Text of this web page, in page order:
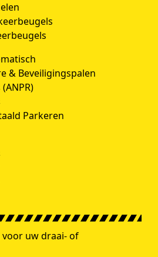
& Beveiligingspalen
Parkeren
uw draai- of